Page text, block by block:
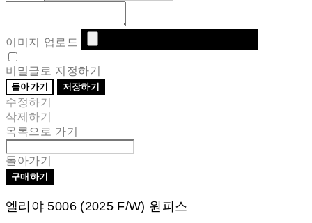
이미지 업로드
비밀글로 지정하기
돌아가기 저장하기
수정하기
삭제하기
목록으로 가기
돌아가기
구매하기
엘리야 5006 (2025 F/W) 원피스